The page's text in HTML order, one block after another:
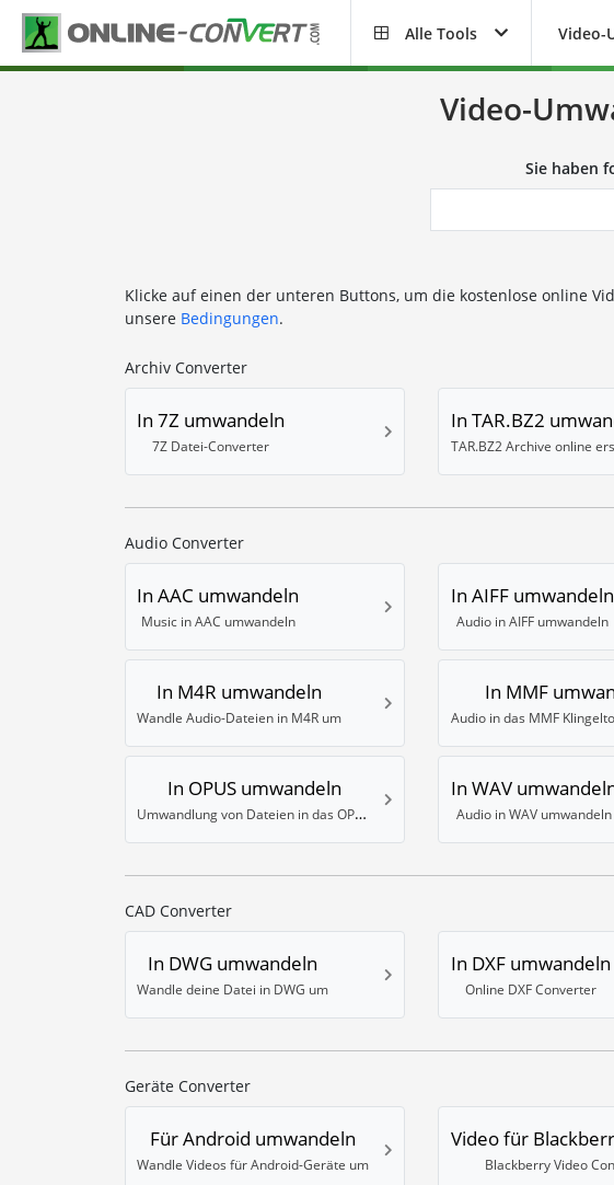
Alle Tools Video-
Video-
Sie haben
Klicke auf einen der unteren Buttons, um die kostenlose online
unsere Bedingungen.
Archiv Converter
In 7Z umwandeln
7Z Datei-Converter
In TAR.BZ2
TAR.BZ2 Archive online
Audio Converter
In AAC umwandeln
Music in AAC umwandeln
In AIFF umwandeln
Audio in AIFF umwandeln
In M4R umwandeln
Wandle Audio-Dateien in M4R um
In MMF
In OPUS umwandeln
Umwandlung von Dateien in das OPUS Format
In WAV
Audio in WAV umwandeln
CAD Converter
In DWG umwandeln
Wandle deine Datei in DWG um
In DXF umwandeln
Online DXF Converter
Geräte Converter
Für Android umwandeln
Wandle Videos für Android-Geräte um
Video für
Blackberry Video